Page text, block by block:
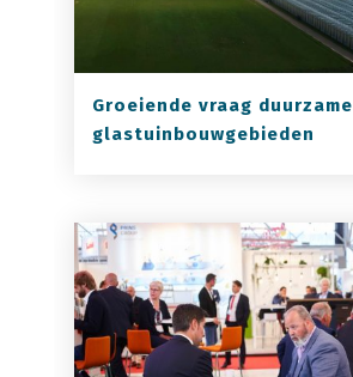
Groeiende vraag duurzame
glastuinbouwgebieden